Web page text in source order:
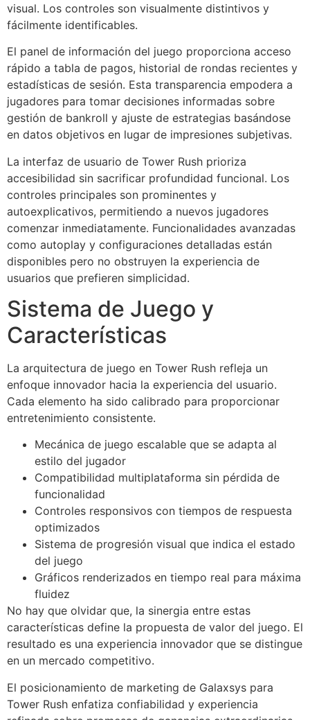
visual. Los controles son visualmente distintivos y
fácilmente identificables.
El panel de información del juego proporciona acceso
rápido a tabla de pagos, historial de rondas recientes y
estadísticas de sesión. Esta transparencia empodera a
jugadores para tomar decisiones informadas sobre
gestión de bankroll y ajuste de estrategias basándose
en datos objetivos en lugar de impresiones subjetivas.
La interfaz de usuario de Tower Rush prioriza
accesibilidad sin sacrificar profundidad funcional. Los
controles principales son prominentes y
autoexplicativos, permitiendo a nuevos jugadores
comenzar inmediatamente. Funcionalidades avanzadas
como autoplay y configuraciones detalladas están
disponibles pero no obstruyen la experiencia de
usuarios que prefieren simplicidad.
Sistema de Juego y
Características
La arquitectura de juego en Tower Rush refleja un
enfoque innovador hacia la experiencia del usuario.
Cada elemento ha sido calibrado para proporcionar
entretenimiento consistente.
Mecánica de juego escalable que se adapta al
estilo del jugador
Compatibilidad multiplataforma sin pérdida de
funcionalidad
Controles responsivos con tiempos de respuesta
optimizados
Sistema de progresión visual que indica el estado
del juego
Gráficos renderizados en tiempo real para máxima
fluidez
No hay que olvidar que, la sinergia entre estas
características define la propuesta de valor del juego. El
resultado es una experiencia innovador que se distingue
en un mercado competitivo.
El posicionamiento de marketing de Galaxsys para
Tower Rush enfatiza confiabilidad y experiencia